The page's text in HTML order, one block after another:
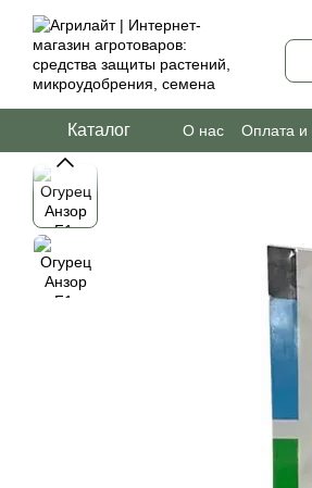
Перейти к основному контенту
Каталог О нас Оплата и